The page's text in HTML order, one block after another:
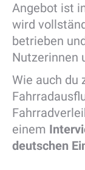
Angebot ist
wird
betrieben
Nutzerinnen
Wie auch du
einem
deutschen